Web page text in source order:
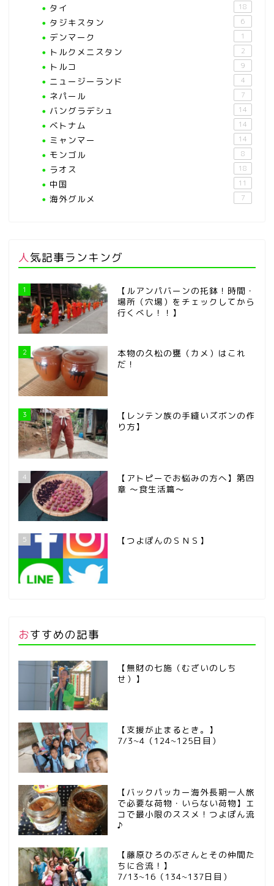
タイ 18
タジキスタン 6
デンマーク 1
トルクメニスタン 2
トルコ 9
ニュージーランド 4
ネパール 7
バングラデシュ 14
ベトナム 14
ミャンマー 14
モンゴル 8
ラオス 18
中国 11
海外グルメ 7
人気記事ランキング
1
【ルアンパバーンの托鉢！時間・
場所（穴場）をチェックしてから
行くべし！！】
2
本物の久松の甕（カメ）はこれ
だ！
3
【レンテン族の手縫いズボンの作
り方】
4
【アトピーでお悩みの方へ】第四
章 ～食生活篇～
5 【つよぽんのＳＮＳ】
おすすめの記事
【無財の七施（むざいのしち
せ）】
【支援が止まるとき。】
7/3~4（124~125日目）
【バックパッカー海外長期一人旅
で必要な荷物・いらない荷物】エ
コで最小限のススメ！つよぽん流
♪
【藤原ひろのぶさんとその仲間た
ちに合流！】
7/13~16（134~137日目）